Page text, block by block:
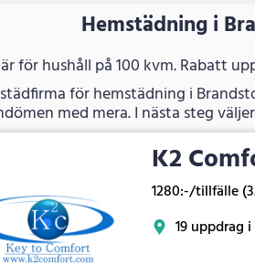
Hemstädning i
för hushåll på 100 kvm. Rabatt
för hemstädning i
med mera. I nästa steg
K2
1280:-/tillfälle
19 uppdrag